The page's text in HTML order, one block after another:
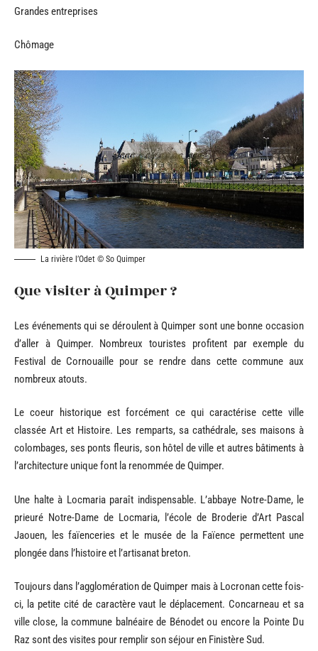
Grandes entreprises
Chômage
La rivière l’Odet © So Quimper
Que visiter à Quimper ?
Les événements qui se déroulent à Quimper sont une bonne occasion
d’aller à Quimper. Nombreux touristes profitent par exemple du
Festival de Cornouaille pour se rendre dans cette commune aux
nombreux atouts.
Le coeur historique est forcément ce qui caractérise cette ville
classée Art et Histoire. Les remparts, sa cathédrale, ses maisons à
colombages, ses ponts fleuris, son hôtel de ville et autres bâtiments à
l’architecture unique font la renommée de Quimper.
Une halte à Locmaria paraît indispensable. L’abbaye Notre-Dame, le
prieuré Notre-Dame de Locmaria, l’école de Broderie d’Art Pascal
Jaouen, les faïenceries et le musée de la Faïence permettent une
plongée dans l’histoire et l’artisanat breton.
Toujours dans l’agglomération de Quimper mais à Locronan cette fois-
ci, la petite cité de caractère vaut le déplacement. Concarneau et sa
ville close, la commune balnéaire de Bénodet ou encore la Pointe Du
Raz sont des visites pour remplir son séjour en Finistère Sud.